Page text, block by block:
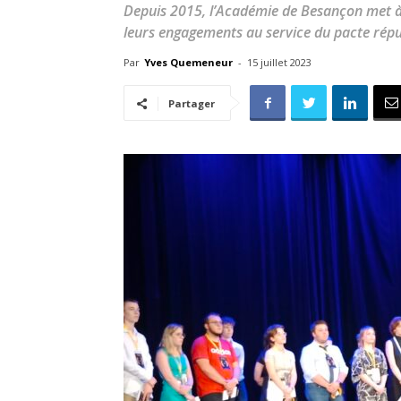
Depuis 2015, l’Académie de Besançon
leurs engagements au service du pacte
Par Yves Quemeneur - 15 juillet 2023
Partager